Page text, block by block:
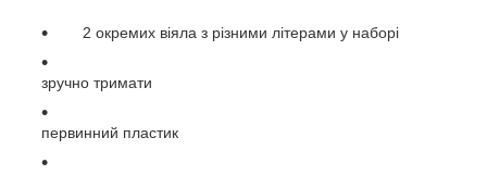
2 окремих віяла з різними літерами у наборі
зручно тримати
первинний пластик